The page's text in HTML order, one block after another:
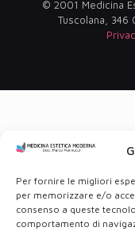
Per fornire le migliori
per memorizzare e/o
consenso a queste
comportamento di
© 2001 Medicina
Tuscolana, 346